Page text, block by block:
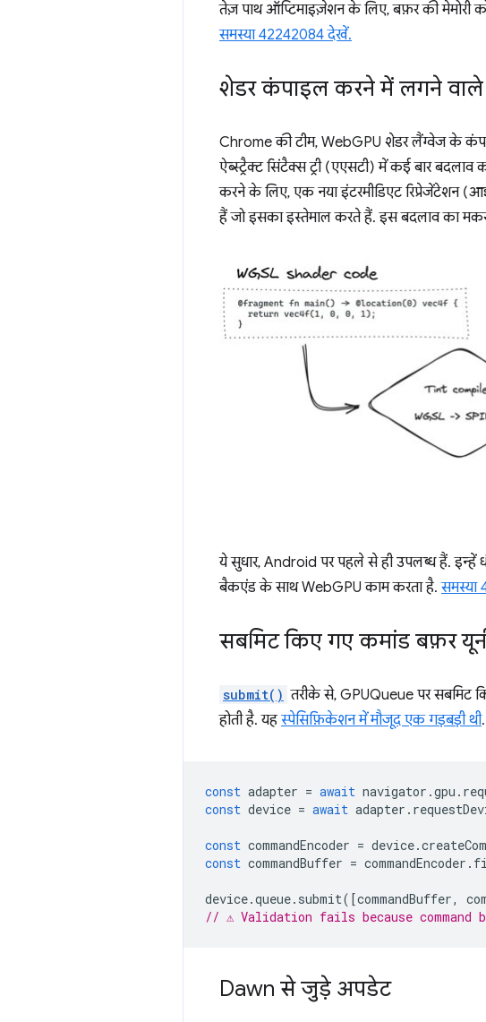
तेज़ पाथ ऑप्टिमाइज़ेशन के लिए, बफ़र की मेमोरी
समस्या 42242084 देखें.
शेडर कंपाइल करने में लगने
Chrome की टीम, WebGPU शेडर लैंग्वेज के
ऐब्स्ट्रैक्ट सिंटैक्स ट्री (एएसटी) में कई बार
करने के लिए, एक नया इंटरमीडिएट रिप्रेजेंटेशन
हैं जो इसका इस्तेमाल करते हैं. इस बदलाव का
ये सुधार, Android पर पहले से ही उपलब्ध हैं. इन्हें
बैकएंड के साथ WebGPU काम करता है.समस्या
सबमिट किए गए कमांड बफ़र
submit() तरीके से, GPUQueue पर सबमिट
होती है. यह स्पेसिफ़िकेशन में मौजूद एक गड़बड़ी थी
const adapter = await navigator .gpu .
const device = await adapter .
const commandEncoder = device.
const commandBuffer = commandEncoder .
device.queue. submit([commandBuffer,
// ⚠️ Validation fails because command
Dawn से जुड़े अपडेट